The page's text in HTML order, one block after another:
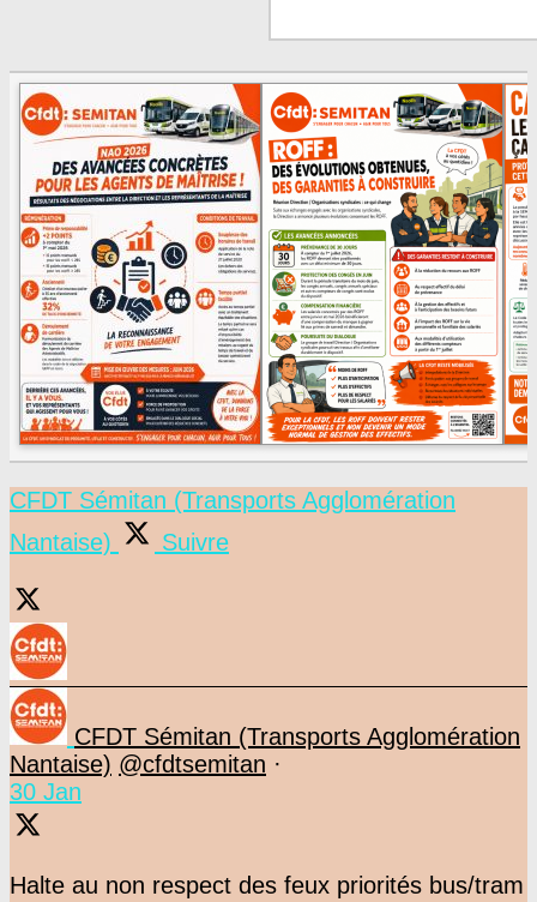
CFDT Sémitan (Transports Agglomération
Nantaise)
Suivre
CFDT Sémitan (Transports Agglomération
Nantaise) @cfdtsemitan ·
30 Jan
Halte au non respect des feux priorités bus/tram